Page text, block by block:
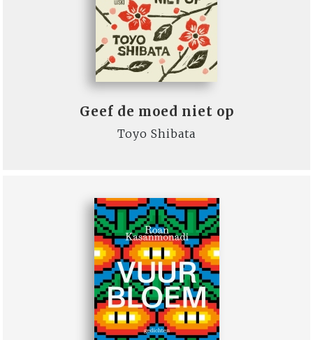
Geef de moed niet op
Toyo Shibata